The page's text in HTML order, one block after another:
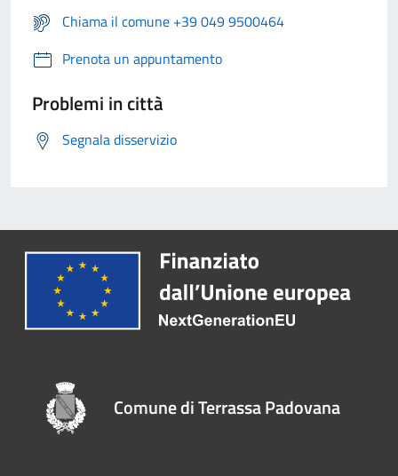
Chiama il comune +39 049 9500464
Prenota un appuntamento
Problemi in città
Segnala disservizio
Comune di Terrassa Padovana